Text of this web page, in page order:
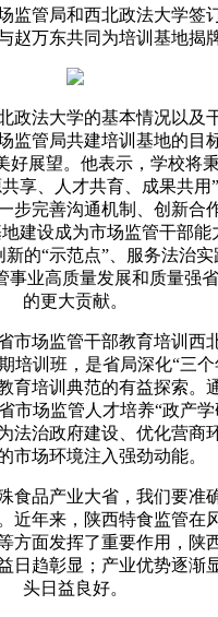
管局和西北政法大学签
赵万东共同为培训基地揭牌
法大学的基本情况以及
监管局共建培训基地的目
好展望。他表示，学校将
享、人才共育、成果共用
步完善沟通机制、创新合
建设成为市场监管干部能
的“示范点”、服务法治实
事业高质量发展和质量强
的更大贡献。
场监管干部教育培训西
培训班，是省局深化“三个
育培训典范的有益探索。
市场监管人才培养“政产学
法治政府建设、优化营商
市场环境注入强劲动能。
品产业大省，我们要准
近年来，陕西特食监管在
方面发挥了重要作用，陕
日趋彰显；产业优势逐渐
头日益良好。